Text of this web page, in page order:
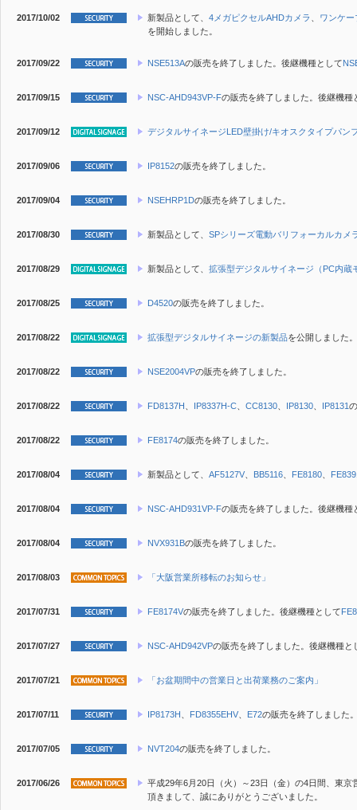
2017/10/02 新製品として、 4メガピクセルAHDカメラ
ワンケ
を開始しました。
2017/09/22 NSE513Aの販売を終了しました。後継機種として
2017/09/15 NSC-AHD943VP-Fの販売を終了しました。後継機種
2017/09/12 デジタルサイネージLED壁掛け/キオスクタイプパン
2017/09/06 IP8152の販売を終了しました。
2017/09/04 NSEHRP1Dの販売を終了しました。
2017/08/30 新製品として、 SPシリーズ電動バリフォーカルカメ
2017/08/29 新製品として、 拡張型デジタルサイネージ（PC内蔵
2017/08/25 D4520の販売を終了しました。
2017/08/22 拡張型デジタルサイネージの新製品を公開しました。
2017/08/22 NSE2004VPの販売を終了しました。
2017/08/22 FD8137H IP8337H-C CC8130 IP8130 IP8131
2017/08/22 FE8174の販売を終了しました。
2017/08/04 新製品として、 AF5127V BB5116 FE8180
2017/08/04 NSC-AHD931VP-Fの販売を終了しました。後継機種
2017/08/04 NVX931Bの販売を終了しました。
2017/08/03 「大阪営業所移転のお知らせ」
2017/07/31 FE8174Vの販売を終了しました。後継機種として
2017/07/27 NSC-AHD942VPの販売を終了しました。後継機種と
2017/07/21 「お盆期間中の営業日と出荷業務のご案内」
2017/07/11 IP8173H FD8355EHV E72の販売を終了しました
2017/07/05 NVT204の販売を終了しました。
2017/06/26
平成29年6月20日（火）～23日（金）の4日間、東京
頂きまして、誠にありがとうございました。